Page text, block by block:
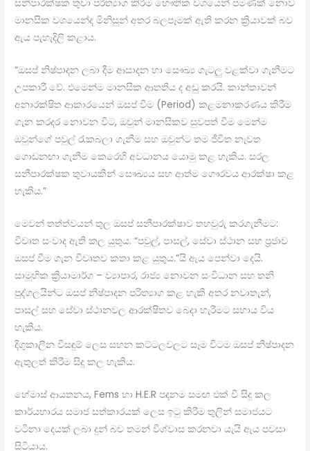
සනීපාරක්ෂක තුවා පරිත්‍යාග කිරීම භෞතික වශයෙන් පමණක් නොව
මානසික වශයෙන්ද මිනිසුන් අතර බලපෑමක් ඇති කරන ක්‍රියාවක් බව
ඇය පැහැදිලි කළාය.
“ඔසප් නිෂ්පාදන ලබා දීම ආසාදන හා සෞඛ්‍ය ගැටලු වළක්වා ගැනීමට
උපකාරී වේ. එමෙන්ම මානසික ආතතිය ද අඩු කරයි. කාන්තාවන්
අනාරක්ෂිත ආකාරයෙන් ඔසප් වීම (Period) කළමනාකරණය කිරීම
ගැන කරදර නොවන විට, ඔවුන් මානසිකව සුවපත් වීම මෙන්ම
ඔවුන්ගේ පවුල් රැකබලා ගැනීම සහ ඔවුන්ට තම ජීවිත නැවත
ගොඩනඟා ගැනීම කෙරෙහි අවධානය යොමු කළ හැකිය. සරල
සනීපාරක්ෂක තුවායකින් සෞඛ්‍යය සහ ආත්ම ගෞරවය ආරක්ෂා කළ
හැකිය.”
මෙවන් තත්ත්වයන් තුල ඔසප් සනීපාරක්ෂාව තහවුරු කරගැනීමට:
විවෘත සංවාද ඇති කල යුතුය. “පවුල්, පාසල්, සේවා ස්ථාන සහ ප්‍රජාව
ඔසප් වීම ගැන විවෘතව කතා කළ යුතුය.”යි ඇය පෙන්වා දෙයි.
සාමූහික ක්‍රියාමාර්ග – ව්‍යාපාර, රාජ්‍ය නොවන සංවිධාන සහ තනි
පුද්ගලයින්ට ඔසප් නිෂ්පාදන පරිත්‍යාග කළ හැකි අතර නවාතැන්,
පාසල් සහ සේවා ස්ථානවල ආරක්ෂිතව බෙදා හැරීමට සහාය විය
හැකිය.
දිගුකාලීන විසඳුම් ලෙස සහන කට්ටලවලට සෑම විටම ඔසප් නිෂ්පාදන
ඇතුලත් කිරීම සිදු කල හැකිය.
හේමාස් ආයතනය, Fems හා H.E.R පදනම සමඟ එක් වී සිදු කල
කාර්යභාරය සමාජ සත්කාරයක් ලෙස ඉටු කිරීම තුලින් සමාජයට
වටිනා දෙයක් ලබා දුන් බව තමන් විශ්වාස කරනවා යැයි ඇය පවසා
සිටියාය.